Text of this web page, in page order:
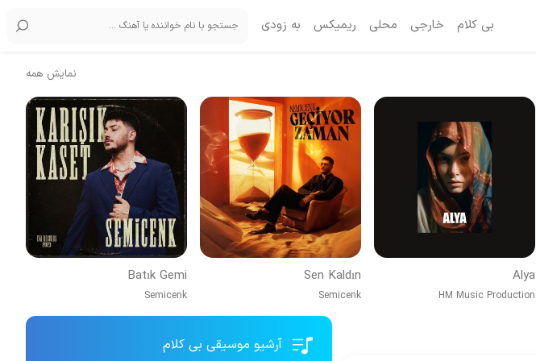
بی کلام خارجی محلی ریمیکس به زودی
نمایش همه
Alya
HM Music Production
Sen Kaldın
Semicenk
Batık Gemi
Semicenk
آرشیو موسیقی بی کلام